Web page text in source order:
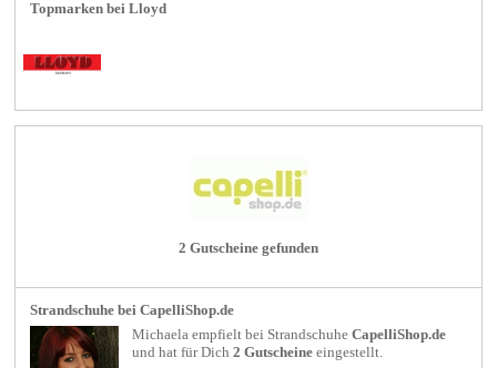
Topmarken bei Lloyd
2 Gutscheine gefunden
Strandschuhe bei CapelliShop.de
Michaela empfielt bei Strandschuhe CapelliShop.de
und hat für Dich2 Gutscheine eingestellt.